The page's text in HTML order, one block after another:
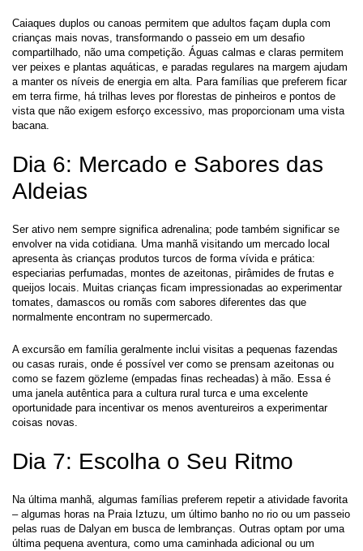
Caiaques duplos ou canoas permitem que adultos façam dupla com
crianças mais novas, transformando o passeio em um desafio
compartilhado, não uma competição. Águas calmas e claras permitem
ver peixes e plantas aquáticas, e paradas regulares na margem ajudam
a manter os níveis de energia em alta. Para famílias que preferem ficar
em terra firme, há trilhas leves por florestas de pinheiros e pontos de
vista que não exigem esforço excessivo, mas proporcionam uma vista
bacana.
Dia 6: Mercado e Sabores das
Aldeias
Ser ativo nem sempre significa adrenalina; pode também significar se
envolver na vida cotidiana. Uma manhã visitando um mercado local
apresenta às crianças produtos turcos de forma vívida e prática:
especiarias perfumadas, montes de azeitonas, pirâmides de frutas e
queijos locais. Muitas crianças ficam impressionadas ao experimentar
tomates, damascos ou romãs com sabores diferentes das que
normalmente encontram no supermercado.
A excursão em família geralmente inclui visitas a pequenas fazendas
ou casas rurais, onde é possível ver como se prensam azeitonas ou
como se fazem gözleme (empadas finas recheadas) à mão. Essa é
uma janela autêntica para a cultura rural turca e uma excelente
oportunidade para incentivar os menos aventureiros a experimentar
coisas novas.
Dia 7: Escolha o Seu Ritmo
Na última manhã, algumas famílias preferem repetir a atividade favorita
– algumas horas na Praia Iztuzu, um último banho no rio ou um passeio
pelas ruas de Dalyan em busca de lembranças. Outras optam por uma
última pequena aventura, como uma caminhada adicional ou um